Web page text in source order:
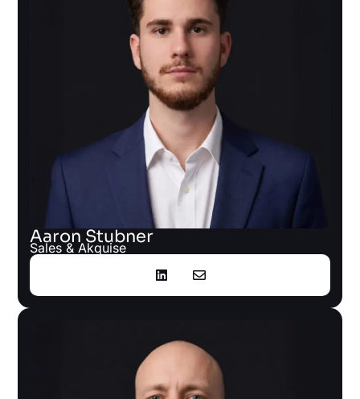
Aaron Stubner
Sales & Akquise